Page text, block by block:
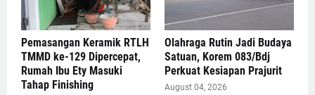
Pemasangan Keramik RTLH
TMMD ke-129 Dipercepat,
Rumah Ibu Ety Masuki
Tahap Finishing
Olahraga Rutin Jadi Budaya
Satuan, Korem 083/Bdj
Perkuat Kesiapan Prajurit
August 04, 2026